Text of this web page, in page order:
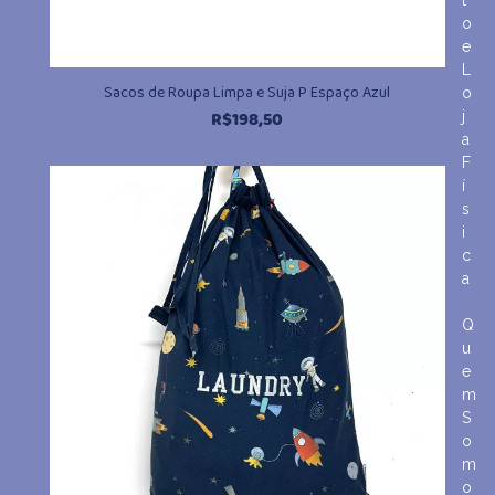
Sacos de Roupa Limpa e Suja P Espaço Azul
R$198,50
o
e
o
j
a
F
í
s
i
c
a
Q
u
e
m
S
o
m
o